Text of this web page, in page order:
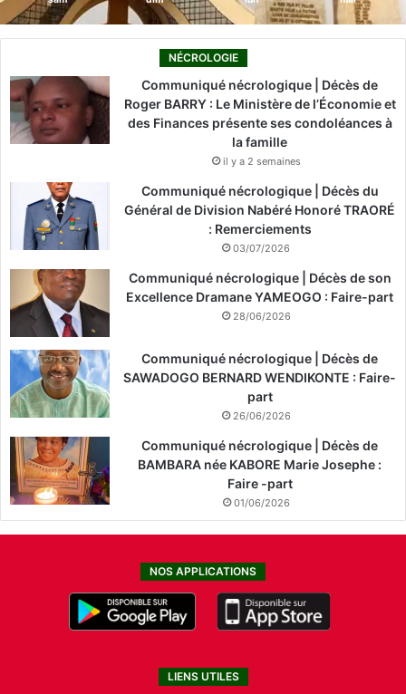
NÉCROLOGIE
Communiqué nécrologique | Décès de
Roger BARRY : Le Ministère de l’Économie et
des Finances présente ses condoléances à
la famille
il y a 2 semaines
Communiqué nécrologique | Décès du
Général de Division Nabéré Honoré TRAORÉ
: Remerciements
03/07/2026
Communiqué nécrologique | Décès de son
Excellence Dramane YAMEOGO : Faire-part
28/06/2026
Communiqué nécrologique | Décès de
SAWADOGO BERNARD WENDIKONTE : Faire-
part
26/06/2026
Communiqué nécrologique | Décès de
BAMBARA née KABORE Marie Josephe :
Faire -part
01/06/2026
NOS APPLICATIONS
LIENS UTILES